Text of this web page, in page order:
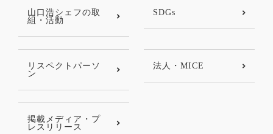
山口浩シェフの取
組・活動
SDGs
リスペクトパーソ
ン
法人・MICE
掲載メディア・プ
レスリリース